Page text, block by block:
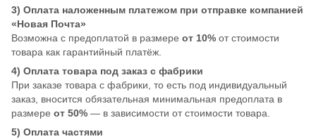
3) Оплата наложенным платежом при отправке компанией
«Новая Почта»
Возможна с предоплатой в размере от 10% от стоимости
товара как гарантийный платёж.
4) Оплата товара под заказ с фабрики
При заказе товара с фабрики, то есть под индивидуальный
заказ, вносится обязательная минимальная предоплата в
размере от 50% — в зависимости от стоимости товара.
5) Оплата частями